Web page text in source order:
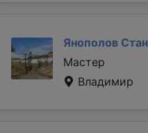
Янополов
Мастер
Владимир